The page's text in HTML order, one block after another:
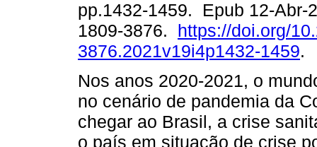
pp.1432-1459. Epub 12-Abr-
1809-3876. https://doi.org/
3876.2021v19i4p1432-1459.
Nos anos 2020-2021, o
no cenário de pandemia da
chegar ao Brasil, a crise
o país em situação de crise